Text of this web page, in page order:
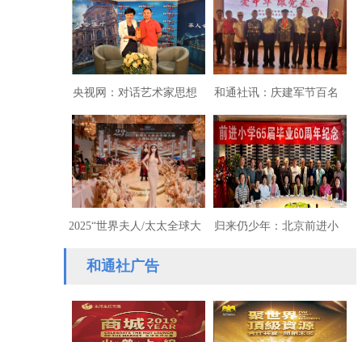
央视网：对话艺术家思想
家刘浩锋：我们的文艺何
去何从
和通社讯：庆建军节百名
将军书画沪上展出
2025“世界夫人/太太全球大
赛大湾区总决赛在深圳落
幕
归来仍少年：北京前进小
和通社广告